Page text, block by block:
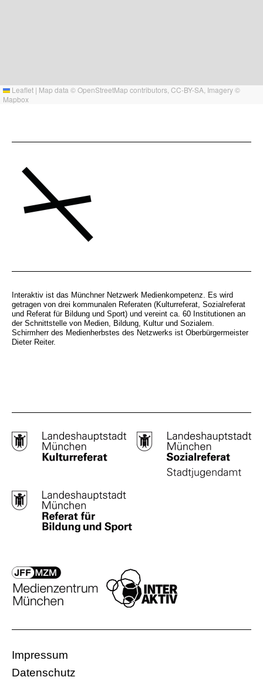
Leaflet | Map data ©OpenStreetMap contributors, CC-BY-SA, Imagery ©
Mapbox
Interaktiv ist das Münchner Netzwerk Medienkompetenz. Es wird
getragen von drei kommunalen Referaten (Kulturreferat, Sozialreferat
und Referat für Bildung und Sport) und vereint ca. 60 Institutionen an
der Schnittstelle von Medien, Bildung, Kultur und Sozialem.
Schirmherr des Medienherbstes des Netzwerks ist Oberbürgermeister
Dieter Reiter.
Impressum
Datenschutz